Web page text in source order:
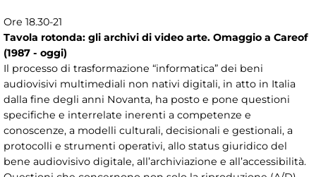
Ore 18.30-21
Tavola rotonda: gli archivi di video arte. Omaggio a Careof
(1987 - oggi)
Il processo di trasformazione “informatica” dei beni
audiovisivi multimediali non nativi digitali, in atto in Italia
dalla fine degli anni Novanta, ha posto e pone questioni
specifiche e interrelate inerenti a competenze e
conoscenze, a modelli culturali, decisionali e gestionali, a
protocolli e strumenti operativi, allo status giuridico del
bene audiovisivo digitale, all’archiviazione e all’accessibilità.